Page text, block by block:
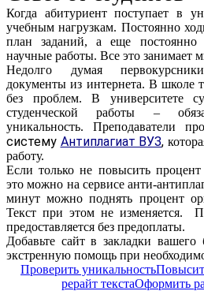
Когда абитуриент поступает в
учебным нагрузкам. Постоянно
план заданий, а еще постоянно
научные работы. Все это занимает
Недолго думая
документы из интернета. В школе
без проблем. В университете
студенческой работы –
уникальность. Преподаватели
систему Антиплагиат ВУЗ,
работу.
Если только не повысить процент
это можно на сервисе анти-
минут можно поднять процент
Текст при этом не изменяется.
предоставляется без предоплаты.
Добавьте сайт в закладки вашего
экстренную помощь при
Проверить уникальность
рерайт текстаОформить